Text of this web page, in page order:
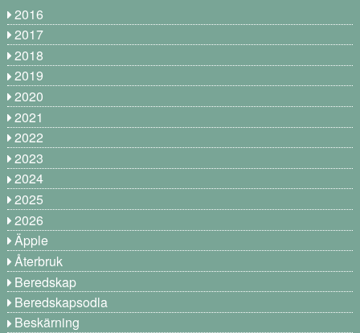
2016
2017
2018
2019
2020
2021
2022
2023
2024
2025
2026
Äpple
Återbruk
Beredskap
Beredskapsodla
Beskärning